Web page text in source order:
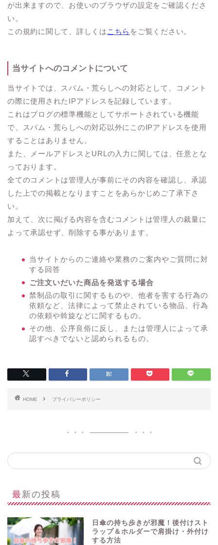
が出来ますので、お使いのブラウザの設定をご確認くださ
い。
この規約に関して、詳しくは こちら をご覧ください。
当サイトへのコメントについて
当サイトでは、スパム・荒らしへの対応として、コメント
の際に使用されたIPアドレスを記録しています。
これはブログの標準機能としてサポートされている機能
で、スパム・荒らしへの対応以外にこのIPアドレスを使用
することはありません。
また、メールアドレスとURLの入力に関しては、任意とな
っております。
全てのコメントは管理人が事前にその内容を確認し、承認
した上での掲載となりますことをあらかじめご了承下さ
い。
加えて、次に掲げる内容を含むコメントは管理人の裁量に
よって承認せず、削除する事があります。
当サイトからのご連絡や業務のご案内やご質問に対
する回答
ご注文いだいた商品を発送する場合
禁制品の取引に関するものや、他者を害する行為の
依頼など、法律によって禁止されている物品、行為
の依頼や斡旋などに関するもの。
その他、公序良俗に反し、または管理人によって承
認すべきでないと認められるもの。
HOME プライバシーポリシー
最新の投稿
日傘の持ち歩きが邪魔！後付けスト
ラップ＆ホルダーで肩掛け・外付け
する方法